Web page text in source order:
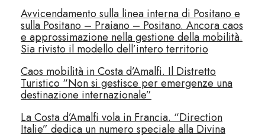
Avvicendamento sulla linea interna di Positano e
sulla Positano – Praiano – Positano. Ancora caos
e approssimazione nella gestione della mobilità.
Sia rivisto il modello dell’intero territorio
Caos mobilità in Costa d’Amalfi. Il Distretto
Turistico “Non si gestisce per emergenze una
destinazione internazionale”
La Costa d’Amalfi vola in Francia. “Direction
Italie” dedica un numero speciale alla Divina